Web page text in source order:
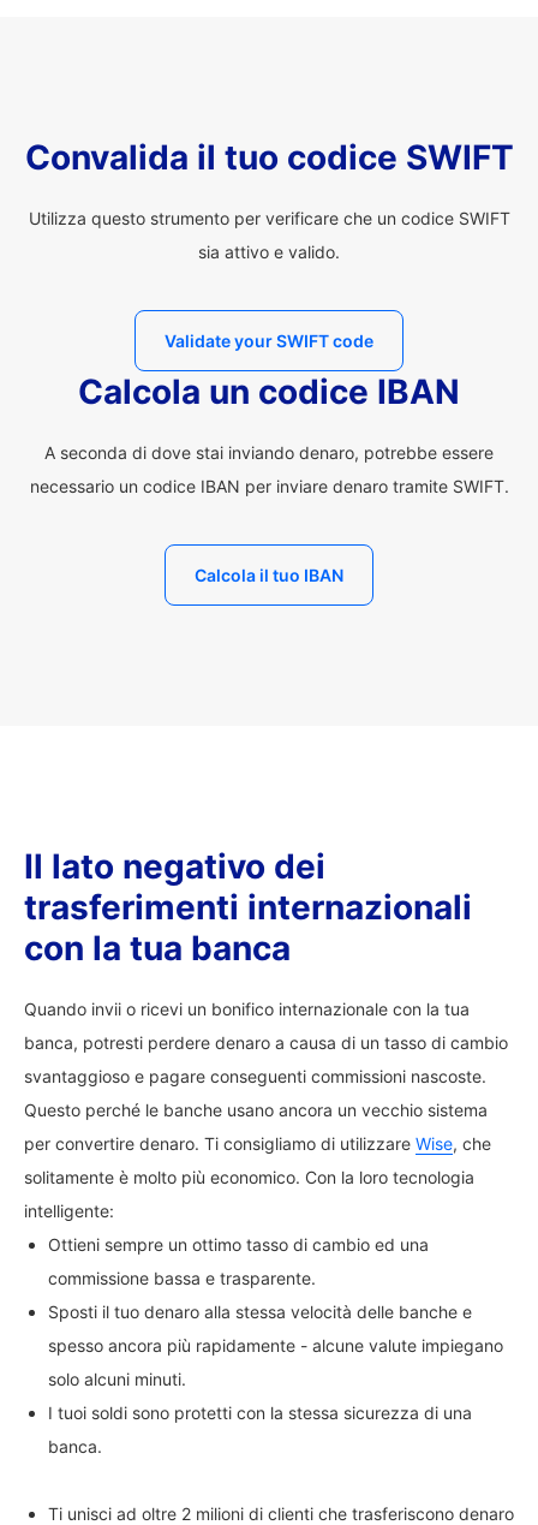
Convalida il tuo codice SWIFT
Utilizza questo strumento per verificare che un codice SWIFT
sia attivo e valido.
Validate your SWIFT code
Calcola un codice IBAN
A seconda di dove stai inviando denaro, potrebbe essere
necessario un codice IBAN per inviare denaro tramite SWIFT.
Calcola il tuo IBAN
Il lato negativo dei
trasferimenti internazionali
con la tua banca
Quando invii o ricevi un bonifico internazionale con la tua
banca, potresti perdere denaro a causa di un tasso di cambio
svantaggioso e pagare conseguenti commissioni nascoste.
Questo perché le banche usano ancora un vecchio sistema
per convertire denaro. Ti consigliamo di utilizzare Wise, che
solitamente è molto più economico. Con la loro tecnologia
intelligente:
Ottieni sempre un ottimo tasso di cambio ed una
commissione bassa e trasparente.
Sposti il tuo denaro alla stessa velocità delle banche e
spesso ancora più rapidamente - alcune valute impiegano
solo alcuni minuti.
I tuoi soldi sono protetti con la stessa sicurezza di una
banca.
Ti unisci ad oltre 2 milioni di clienti che trasferiscono denaro